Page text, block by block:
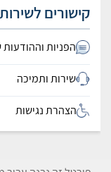
קישורים
הפניות וההודעות
שירות ותמיכה
הצהרת נגישות